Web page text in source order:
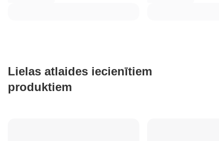
Lielas atlaides iecienītiem
produktiem